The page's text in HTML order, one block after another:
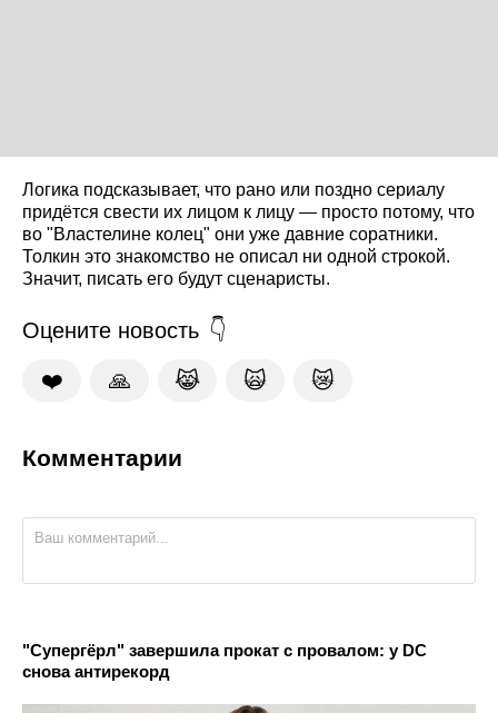
Логика подсказывает, что рано или поздно сериалу
придётся свести их лицом к лицу — просто потому, что
во "Властелине колец" они уже давние соратники.
Толкин это знакомство не описал ни одной строкой.
Значит, писать его будут сценаристы.
Оцените новость
❤️ 🙏 😹 🙀 😿
Комментарии
"Супергёрл" завершила прокат с провалом: у DC
снова антирекорд